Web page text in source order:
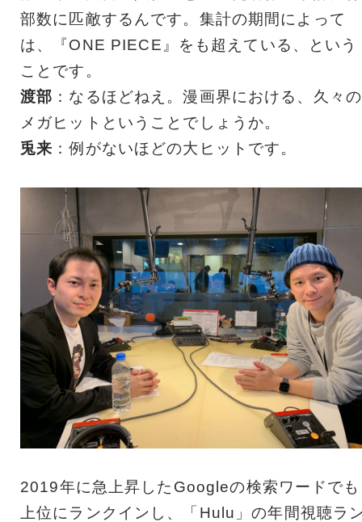
部数に匹敵するんです。集計の期間によって
は、『ONE PIECE』をも超えている、という
ことです。
渡部 ：なるほどねえ。漫画界における、久々の
メガヒットということでしょうか。
兎来 ：例がないほどの大ヒットです。
2019年に急上昇したGoogleの検索ワードでも
上位にランクインし、「Hulu」の年間視聴ラ